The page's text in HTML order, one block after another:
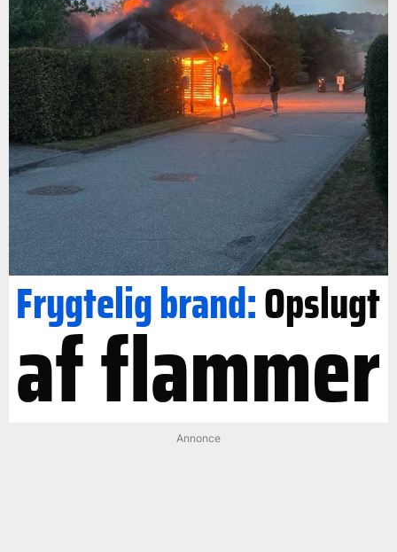
Frygtelig brand:Opslugt
af flammer
Annonce